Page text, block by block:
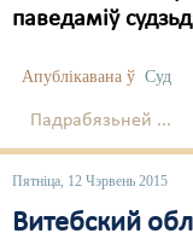
паведаміў
Апублікавана ў Суд
Падрабязьней ...
Пятніца, 12 Чэрвень 2015
Витебский
Дыскрымінацыя
Затрыманьні
Карная псыхіятрыя
КПЧ ААН
Культурныя правы